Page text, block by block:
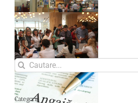
Search
for:
Categorii